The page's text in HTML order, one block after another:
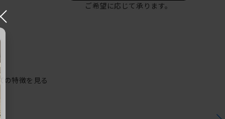
ご希望に応じて承ります。
の特徴を見る